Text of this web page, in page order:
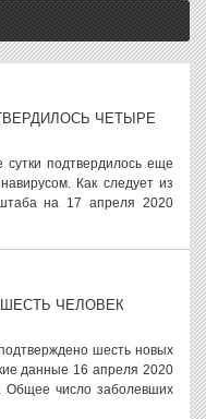
ЧЕТЫРЕ
сутки подтвердилось еще
Как следует из
на 17 апреля 2020
ЧЕЛОВЕК
шесть новых
данные 16 апреля 2020
Общее число заболевших